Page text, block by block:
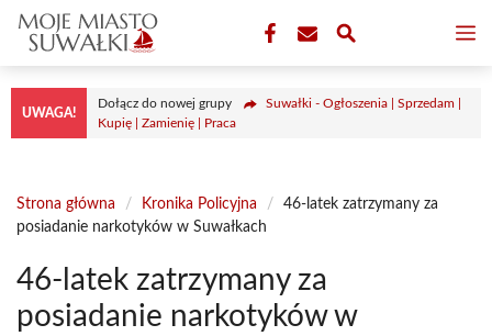
Przejdź
treści
UWAGA!
Dołącz do nowej grupy
Suwałki - Ogłoszenia | Sprzedam |
Kupię | Zamienię | Praca
Strona główna / Kronika Policyjna /
46-latek zatrzymany za
posiadanie narkotyków w Suwałkach
46-latek zatrzymany za
posiadanie narkotyków w